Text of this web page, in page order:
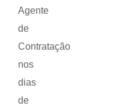
Agente
de
Contratação
nos
dias
de